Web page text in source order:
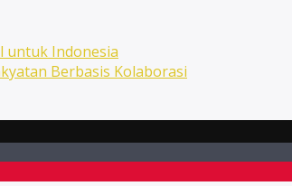
untuk Indonesia
Berbasis Kolaborasi